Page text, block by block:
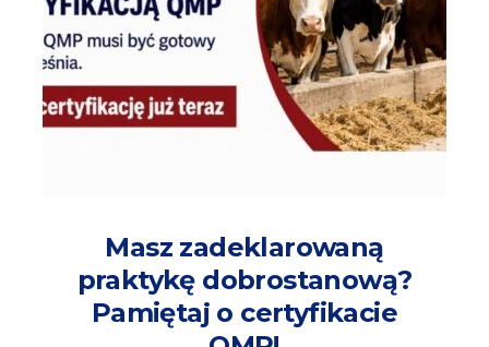
Masz zadeklarowaną
praktykę dobrostanową?
Pamiętaj o certyfikacie